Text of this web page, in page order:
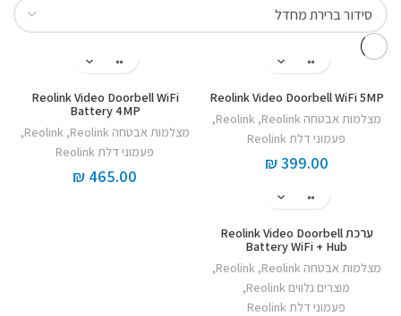
Reolink Video Doorbell WiFi 5MP
מצלמות אבטחה Reolink
,
Reolink
,
פעמוני דלת Reolink
₪399.00
Reolink Video Doorbell WiFi
Battery 4MP
מצלמות אבטחה Reolink
,
Reolink
,
פעמוני דלת Reolink
₪ 465.00
ערכת Reolink Video Doorbell
Battery WiFi + Hub
מצלמות אבטחה Reolink
,
Reolink
,
מוצרים נלווים Reolink
,
פעמוני דלת Reolink